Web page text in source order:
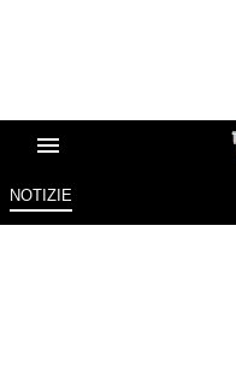
NOTIZIE